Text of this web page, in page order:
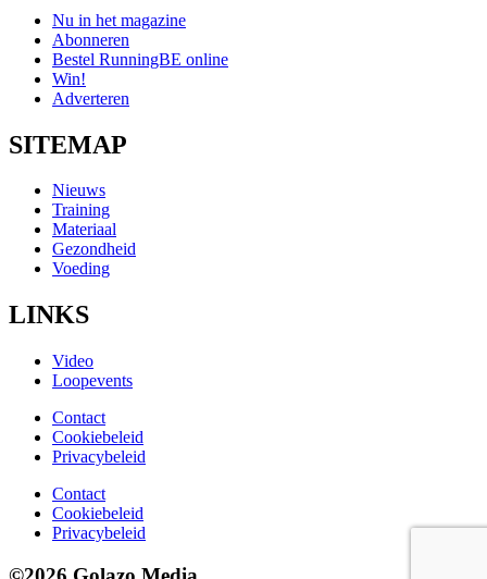
Nu in het magazine
Abonneren
Bestel RunningBE online
Win!
Adverteren
SITEMAP
Nieuws
Training
Materiaal
Gezondheid
Voeding
LINKS
Video
Loopevents
Contact
Cookiebeleid
Privacybeleid
Contact
Cookiebeleid
Privacybeleid